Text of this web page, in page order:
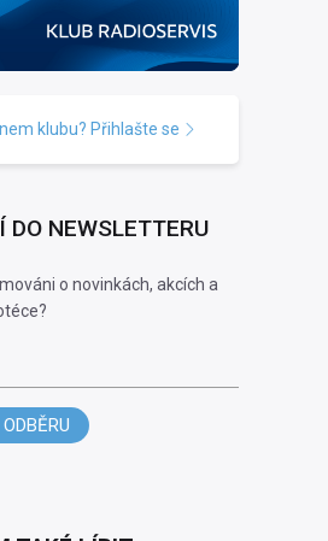
klubu? Přihlašte se
DO NEWSLETTERU
o novinkách, akcích a